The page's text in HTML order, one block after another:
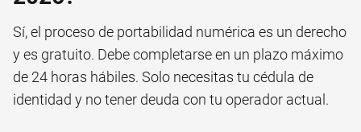
Sí, el proceso de portabilidad numérica es un derecho
y es gratuito. Debe completarse en un plazo máximo
de 24 horas hábiles. Solo necesitas tu cédula de
identidad y no tener deuda con tu operador actual.